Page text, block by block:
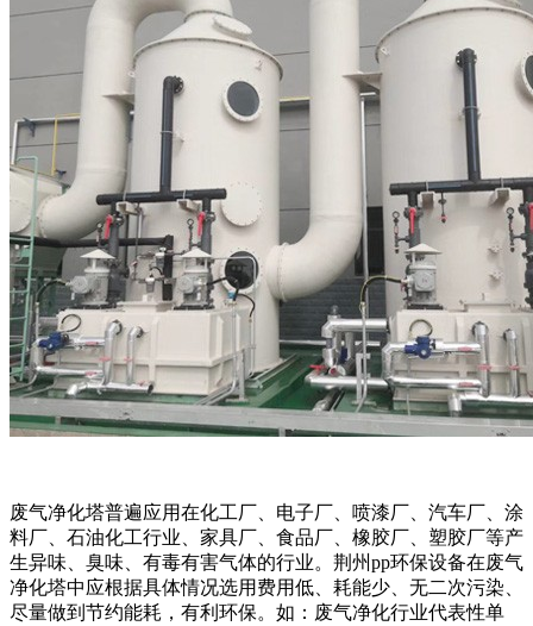
废气净化塔普遍应用在化工厂、电子厂、喷漆厂、汽车厂、涂
料厂、石油化工行业、家具厂、食品厂、橡胶厂、塑胶厂等产
生异味、臭味、有毒有害气体的行业。荆州pp环保设备在废气
净化塔中应根据具体情况选用费用低、耗能少、无二次污染、
尽量做到节约能耗，有利环保。如：废气净化行业代表性单